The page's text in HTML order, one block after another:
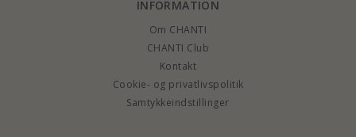
INFORMATION
Om CHANTI
CHANTI Club
Kontakt
Cookie- og privatlivspolitik
Samtykkeindstillinger